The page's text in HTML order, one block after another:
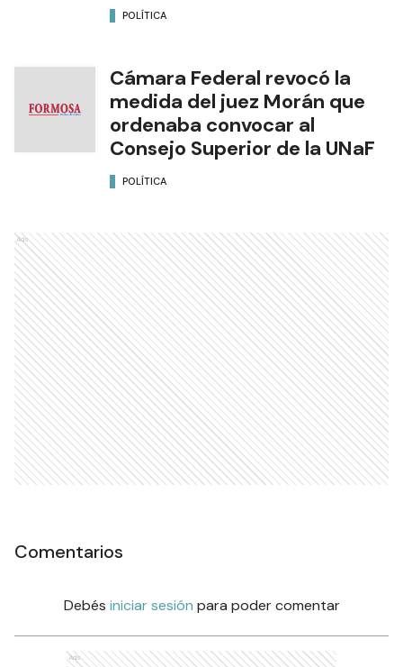
POLÍTICA
Cámara Federal revocó la
medida del juez Morán que
ordenaba convocar al
Consejo Superior de la UNaF
POLÍTICA
Ads
Comentarios
Debés iniciar sesión para poder comentar
Ads